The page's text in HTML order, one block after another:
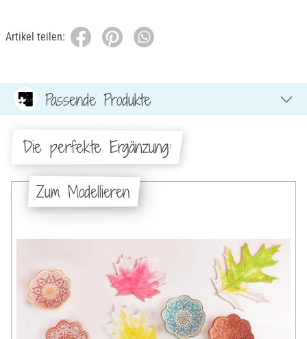
Artikel teilen:
Passende Produkte
Die perfekte Ergänzung:
Zum Modellieren